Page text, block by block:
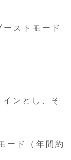
ストモード
ンとし、そ
ード（年間約